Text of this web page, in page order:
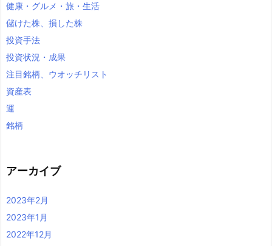
健康・グルメ・旅・生活
儲けた株、損した株
投資手法
投資状況・成果
注目銘柄、ウオッチリスト
資産表
運
銘柄
アーカイブ
2023年2月
2023年1月
2022年12月